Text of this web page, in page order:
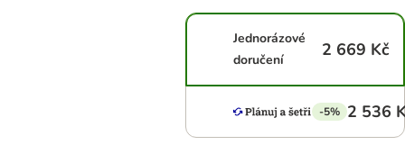
Jednorázové
doručení
2 669 Kč
-5% 2 536